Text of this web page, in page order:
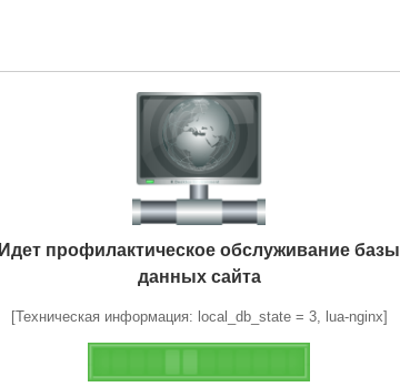
Идет профилактическое обслуживание базы
данных сайта
[Техническая информация: local_db_state = 3, lua-nginx]